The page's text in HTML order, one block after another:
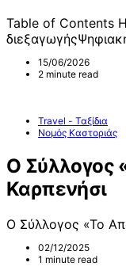
Table of Contents
15/06/2026
2 minute read
Travel - Ταξίδια
Νομός Καστοριάς
Ο Σύλλογος
Καρπενήσι
Ο Σύλλογος «Το
02/12/2025
1 minute read